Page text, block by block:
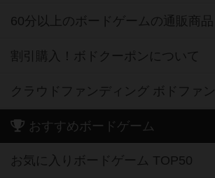
60分以上のボードゲームの通販商品
割引購入！ボドクーポンについて
クラウドファンディング ボドファン
おすすめボードゲーム
お気に入りボードゲーム TOP50